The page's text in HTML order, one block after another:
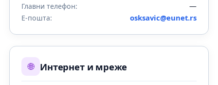
Главни телефон: —
Е-пошта: osksavic@eunet.rs
🌐 Интернет и мреже